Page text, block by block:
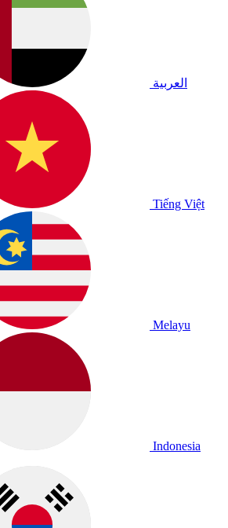
العربية
Tiếng Việt
Melayu
Indonesia